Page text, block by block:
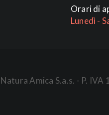
Orari di
Lunedì -
Amica S.a.s. - P. IVA